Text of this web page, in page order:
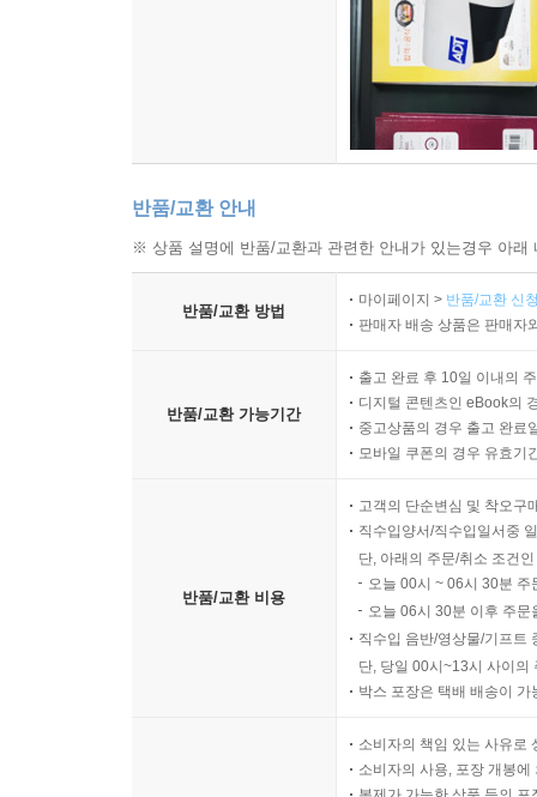
반품/교환 안내
※ 상품 설명에 반품/교환과 관련한 안내가 있는경우 아
반품/교환 방법
마이페이지 > 반품/교환 신
판매자 배송 상품은 판매자
반품/교환 가능기간
출고 완료 후 10일 이내의
디지털 콘텐츠인 eBook의
중고상품의 경우 출고 완료
모바일 쿠폰의 경우 유효기
반품/교환 비용
고객의 단순변심 및 착오구
직수입양서/직수입일서중
단, 아래의 주문/취소 조건
오늘 00시 ~ 06시 30분
오늘 06시 30분 이후 주
직수입 음반/영상물/기프트
단, 당일 00시~13시 사이의
박스 포장은 택배 배송이
소비자의 책임 있는 사유로
소비자의 사용, 포장 개봉